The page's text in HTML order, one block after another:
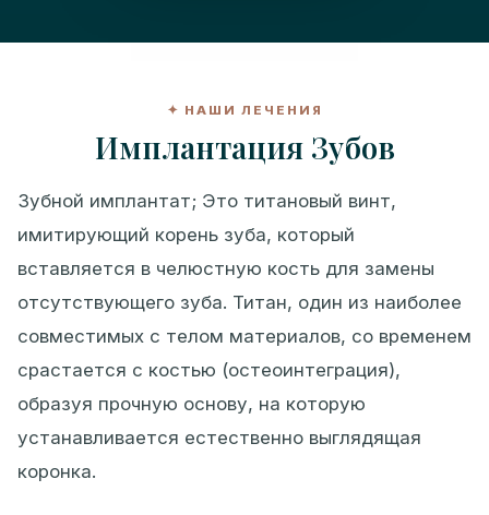
✦ НАШИ ЛЕЧЕНИЯ
Имплантация Зубов
Зубной имплантат; Это титановый винт,
имитирующий корень зуба, который
вставляется в челюстную кость для замены
отсутствующего зуба. Титан, один из наиболее
совместимых с телом материалов, со временем
срастается с костью (остеоинтеграция),
образуя прочную основу, на которую
устанавливается естественно выглядящая
коронка.